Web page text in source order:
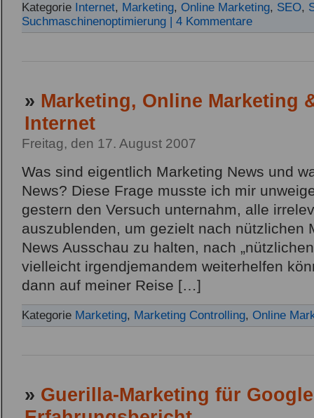
Kategorie Internet, Marketing, Online Marketing, SEO,
Suchmaschinenoptimierung
| 4 Kommentare
» Marketing, Online Marketing
Internet
Freitag, den 17. August 2007
Was sind eigentlich Marketing News und
News? Diese Frage musste ich mir
gestern den Versuch unternahm, alle
auszublenden, um gezielt nach nützlichen
News Ausschau zu halten, nach
vielleicht irgendjemandem weiterhelfen
dann auf meiner Reise […]
Kategorie Marketing, Marketing Controlling, Online
» Guerilla-Marketing für